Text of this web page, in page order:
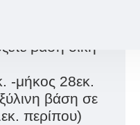
αγόρια σε
βάση δική
-μήκος 28εκ.
βάση σε
περίπου)